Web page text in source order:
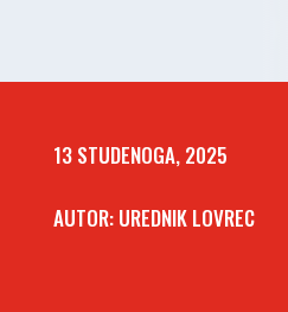
13 STUDENOGA, 2025
AUTOR: UREDNIK LOVREC